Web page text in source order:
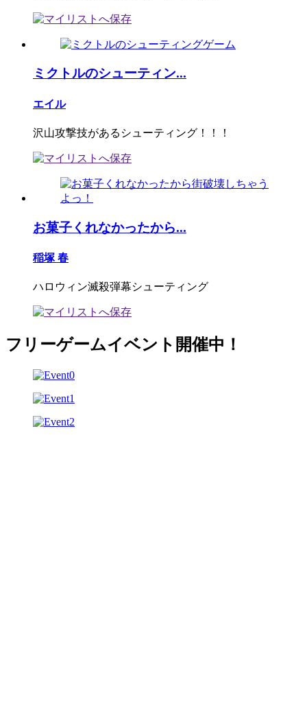
ミクトルのシューティン...
エイル
沢山攻撃技があるシューティング！！！
お菓子くれなかったから...
稲塚 春
ハロウィン滅殺弾幕シューティング
フリーゲームイベント開催中！